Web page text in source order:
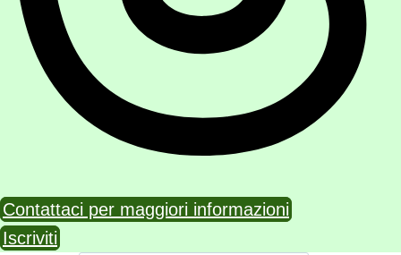
Contattaci per maggiori informazioni
Iscriviti